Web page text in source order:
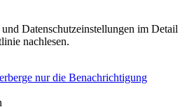
Datenschutzeinstellungen im Detail
nachlesen.
nur die Benachrichtigung